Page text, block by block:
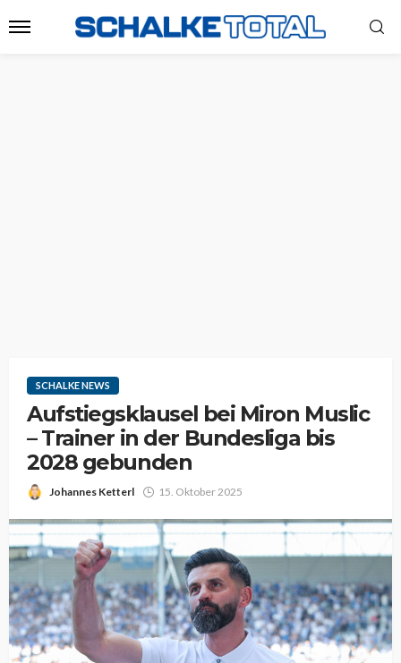
SCHALKE NEWS
Aufstiegsklausel bei Miron Muslic
– Trainer in der Bundesliga bis
2028 gebunden
Johannes Ketterl 15. Oktober 2025